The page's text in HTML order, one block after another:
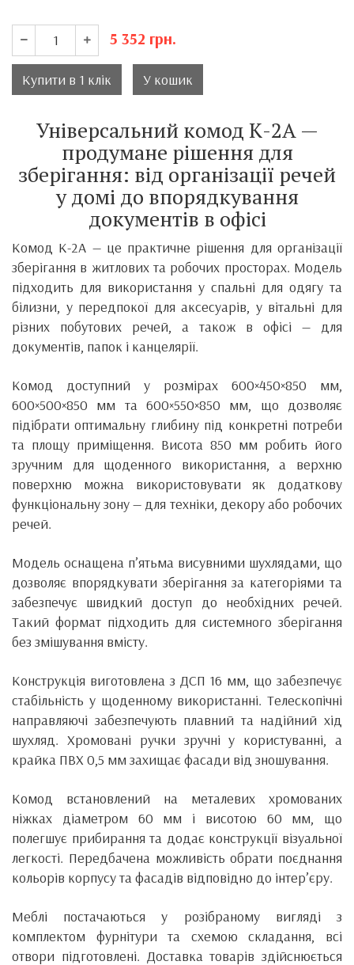
5 352 грн.
Купити в 1 клік У кошик
Універсальний комод К-2А —
продумане рішення для
зберігання: від організації речей
у домі до впорядкування
документів в офісі
Комод К-2А — це практичне рішення для організації
зберігання в житлових та робочих просторах. Модель
підходить для використання у спальні для одягу та
білизни, у передпокої для аксесуарів, у вітальні для
різних побутових речей, а також в офісі — для
документів, папок і канцелярії.
Комод доступний у розмірах 600×450×850 мм,
600×500×850 мм та 600×550×850 мм, що дозволяє
підібрати оптимальну глибину під конкретні потреби
та площу приміщення. Висота 850 мм робить його
зручним для щоденного використання, а верхню
поверхню можна використовувати як додаткову
функціональну зону — для техніки, декору або робочих
речей.
Модель оснащена п’ятьма висувними шухлядами, що
дозволяє впорядкувати зберігання за категоріями та
забезпечує швидкий доступ до необхідних речей.
Такий формат підходить для системного зберігання
без змішування вмісту.
Конструкція виготовлена з ДСП 16 мм, що забезпечує
стабільність у щоденному використанні. Телескопічні
направляючі забезпечують плавний та надійний хід
шухляд. Хромовані ручки зручні у користуванні, а
крайка ПВХ 0,5 мм захищає фасади від зношування.
Комод встановлений на металевих хромованих
ніжках діаметром 60 мм і висотою 60 мм, що
полегшує прибирання та додає конструкції візуальної
легкості. Передбачена можливість обрати поєднання
кольорів корпусу та фасадів відповідно до інтер’єру.
Меблі постачаються у розібраному вигляді з
комплектом фурнітури та схемою складання, всі
отвори підготовлені. Доставка товарів здійснюється